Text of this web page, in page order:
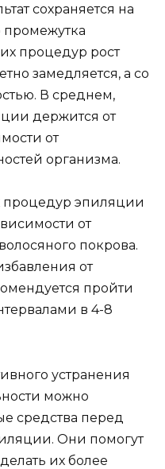
сохраняется на
процедур рост
замедляется, а со
В среднем,
держится от
от
организма.
процедур эпиляции
от
покрова.
от
пройти
в 4-8
устранения
можно
средства перед
Они помогут
их более